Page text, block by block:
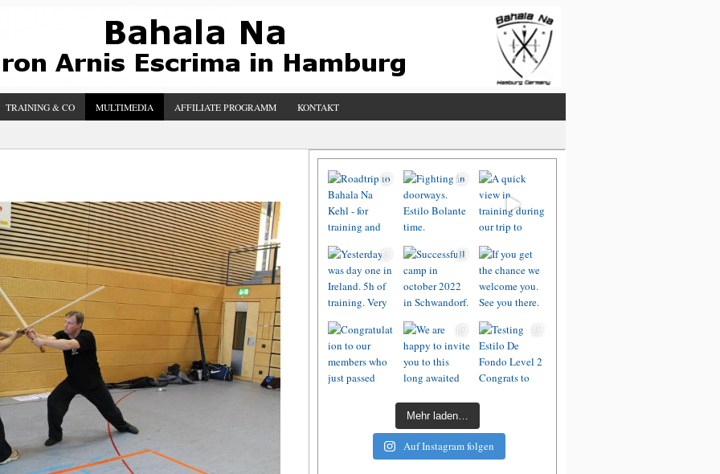
TRAINING & CO MULTIMEDIA AFFILIATE PROGRAMM KONTAKT
Mehr laden…
Auf Instagram folgen